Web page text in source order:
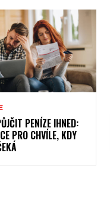
PENÍZE IHNED:
PRO CHVÍLE, KDY